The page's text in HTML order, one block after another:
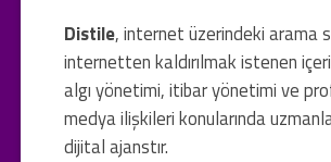
Distile, internet üzerindeki arama
internetten kaldırılmak istenen
algı yönetimi, itibar yönetimi ve
medya ilişkileri konularında
dijital ajanstır.